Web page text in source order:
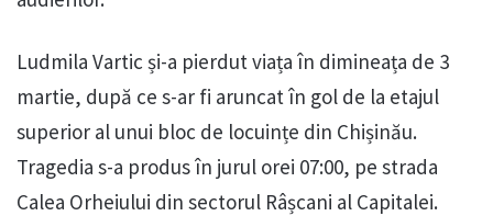
Ludmila Vartic și-a pierdut viața în dimineața de 3
martie, după ce s-ar fi aruncat în gol de la etajul
superior al unui bloc de locuințe din Chișinău.
Tragedia s-a produs în jurul orei 07:00, pe strada
Calea Orheiului din sectorul Râșcani al Capitalei.